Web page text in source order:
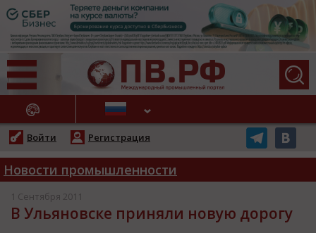
НОВОСТИ
Войти Регистрация
Новости промышленности
1 Сентября 2011
В Ульяновске приняли новую дорогу